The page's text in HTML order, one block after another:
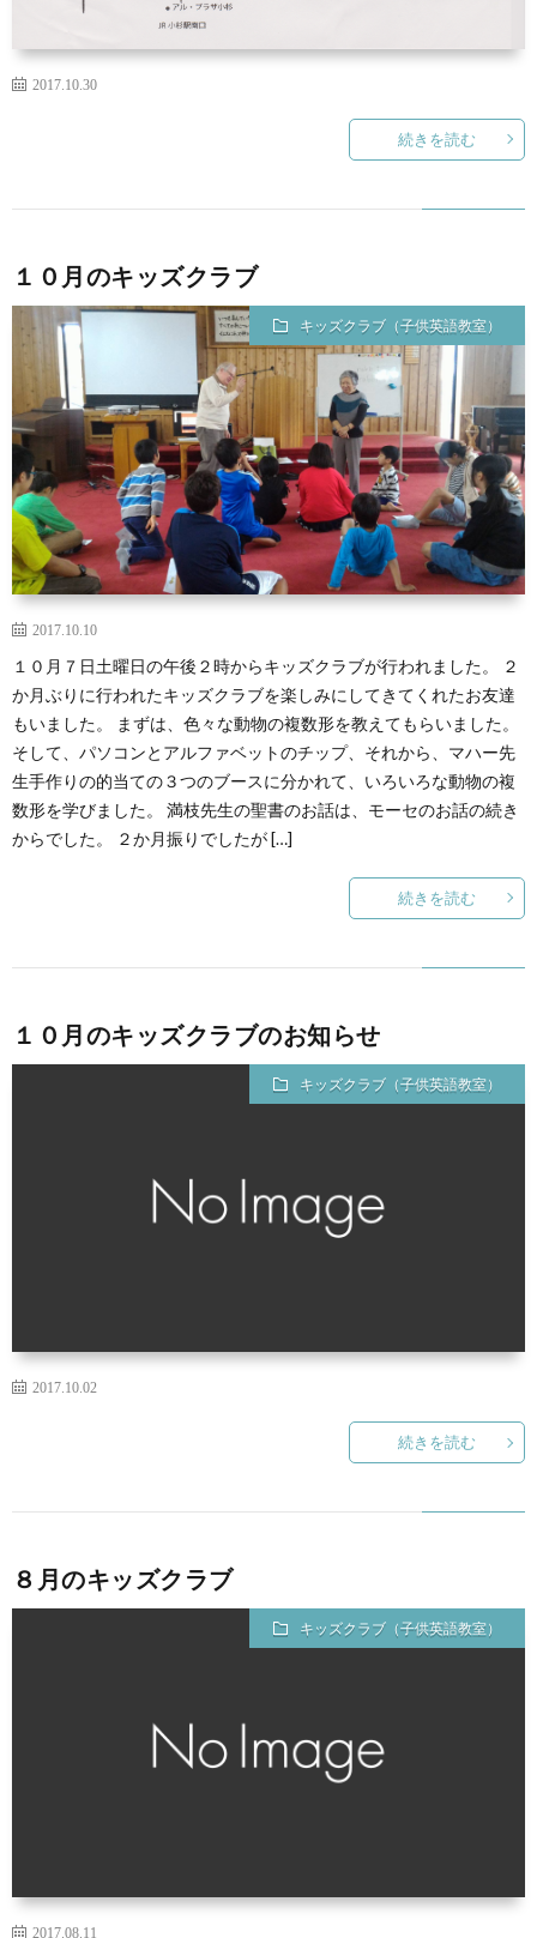
2017.10.30
続きを読む
１０月のキッズクラブ
キッズクラブ（子供英語教室）
2017.10.10
１０月７日土曜日の午後２時からキッズクラブが行われました。 ２
か月ぶりに行われたキッズクラブを楽しみにしてきてくれたお友達
もいました。 まずは、色々な動物の複数形を教えてもらいました。
そして、パソコンとアルファベットのチップ、それから、マハー先
生手作りの的当ての３つのブースに分かれて、いろいろな動物の複
数形を学びました。 満枝先生の聖書のお話は、モーセのお話の続き
からでした。 ２か月振りでしたが […]
続きを読む
１０月のキッズクラブのお知らせ
キッズクラブ（子供英語教室）
2017.10.02
続きを読む
８月のキッズクラブ
キッズクラブ（子供英語教室）
2017.08.11